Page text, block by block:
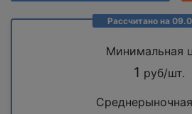
Рассчитано на
Минимальная
1 руб/шт.